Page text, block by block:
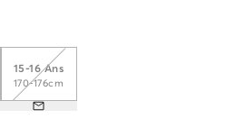
15-16 Ans
170-176cm